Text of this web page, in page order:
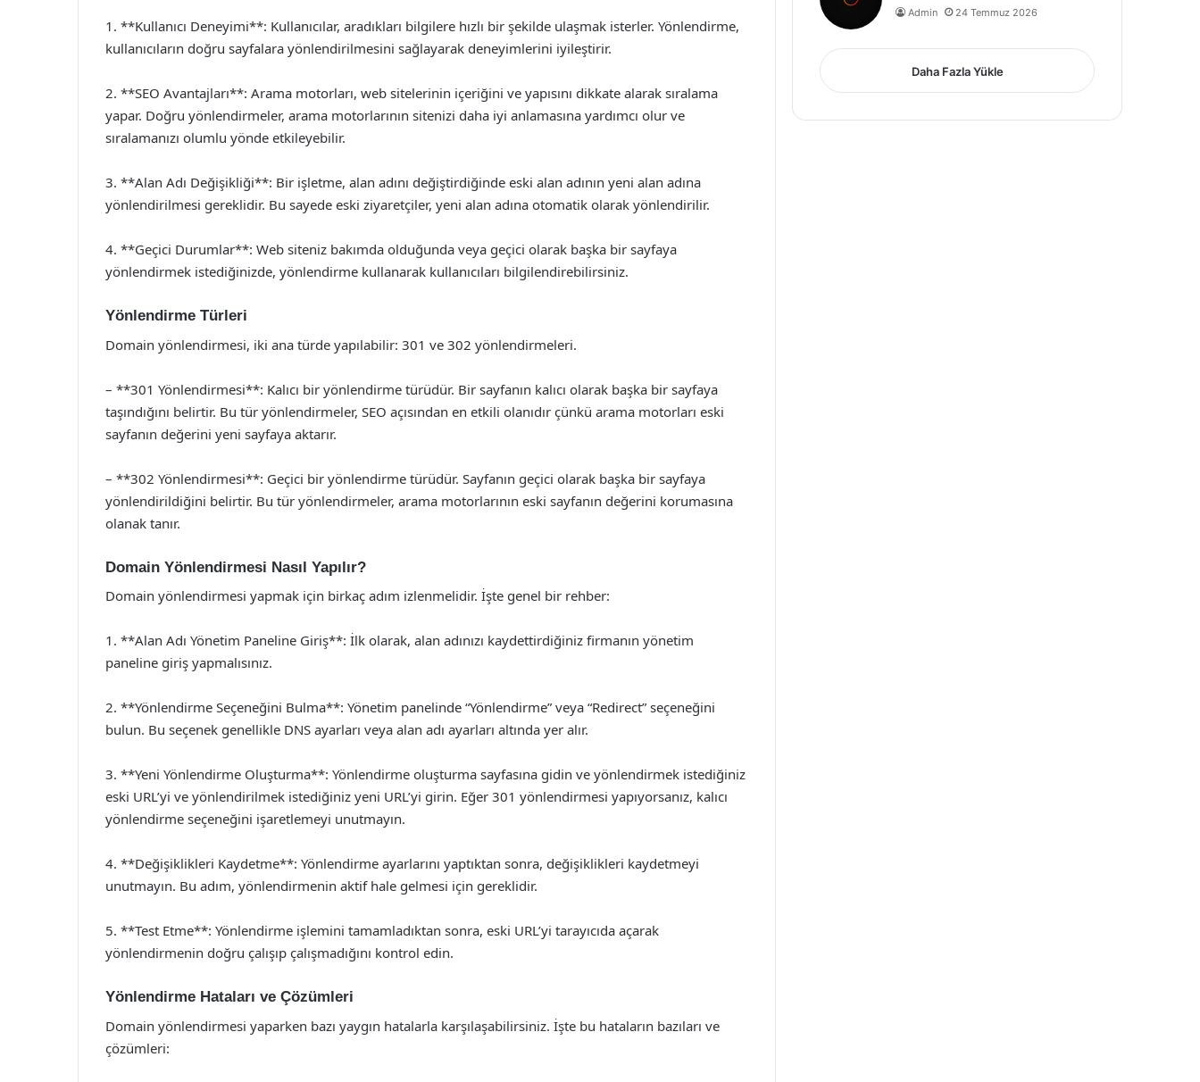
1. **Kullanıcı Deneyimi**: Kullanıcılar, aradıkları bilgilere hızlı bir şekilde ulaşmak isterler. Yönlendirme,
kullanıcıların doğru sayfalara yönlendirilmesini sağlayarak deneyimlerini iyileştirir.
2. **SEO Avantajları**: Arama motorları, web sitelerinin içeriğini ve yapısını dikkate alarak sıralama
yapar. Doğru yönlendirmeler, arama motorlarının sitenizi daha iyi anlamasına yardımcı olur ve
sıralamanızı olumlu yönde etkileyebilir.
3. **Alan Adı Değişikliği**: Bir işletme, alan adını değiştirdiğinde eski alan adının yeni alan adına
yönlendirilmesi gereklidir. Bu sayede eski ziyaretçiler, yeni alan adına otomatik olarak yönlendirilir.
4. **Geçici Durumlar**: Web siteniz bakımda olduğunda veya geçici olarak başka bir sayfaya
yönlendirmek istediğinizde, yönlendirme kullanarak kullanıcıları bilgilendirebilirsiniz.
Yönlendirme Türleri
Domain yönlendirmesi, iki ana türde yapılabilir: 301 ve 302 yönlendirmeleri.
– **301 Yönlendirmesi**: Kalıcı bir yönlendirme türüdür. Bir sayfanın kalıcı olarak başka bir sayfaya
taşındığını belirtir. Bu tür yönlendirmeler, SEO açısından en etkili olanıdır çünkü arama motorları eski
sayfanın değerini yeni sayfaya aktarır.
– **302 Yönlendirmesi**: Geçici bir yönlendirme türüdür. Sayfanın geçici olarak başka bir sayfaya
yönlendirildiğini belirtir. Bu tür yönlendirmeler, arama motorlarının eski sayfanın değerini korumasına
olanak tanır.
Domain Yönlendirmesi Nasıl Yapılır?
Domain yönlendirmesi yapmak için birkaç adım izlenmelidir. İşte genel bir rehber:
1. **Alan Adı Yönetim Paneline Giriş**: İlk olarak, alan adınızı kaydettirdiğiniz firmanın yönetim
paneline giriş yapmalısınız.
2. **Yönlendirme Seçeneğini Bulma**: Yönetim panelinde “Yönlendirme” veya “Redirect” seçeneğini
bulun. Bu seçenek genellikle DNS ayarları veya alan adı ayarları altında yer alır.
3. **Yeni Yönlendirme Oluşturma**: Yönlendirme oluşturma sayfasına gidin ve yönlendirmek istediğiniz
eski URL’yi ve yönlendirilmek istediğiniz yeni URL’yi girin. Eğer 301 yönlendirmesi yapıyorsanız, kalıcı
yönlendirme seçeneğini işaretlemeyi unutmayın.
4. **Değişiklikleri Kaydetme**: Yönlendirme ayarlarını yaptıktan sonra, değişiklikleri kaydetmeyi
unutmayın. Bu adım, yönlendirmenin aktif hale gelmesi için gereklidir.
5. **Test Etme**: Yönlendirme işlemini tamamladıktan sonra, eski URL’yi tarayıcıda açarak
yönlendirmenin doğru çalışıp çalışmadığını kontrol edin.
Yönlendirme Hataları ve Çözümleri
Domain yönlendirmesi yaparken bazı yaygın hatalarla karşılaşabilirsiniz. İşte bu hataların bazıları ve
çözümleri:
Admin 24 Temmuz 2026
Daha Fazla Yükle